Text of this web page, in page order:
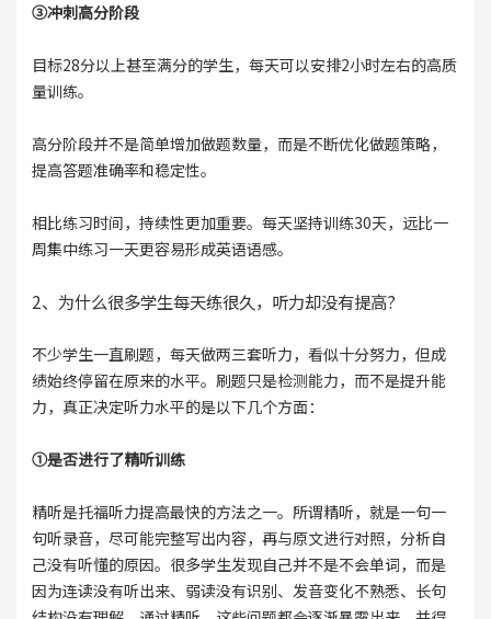
③冲刺高分阶段
目标28分以上甚至满分的学生，每天可以安排2小时左右的高质
量训练。
高分阶段并不是简单增加做题数量，而是不断优化做题策略，
提高答题准确率和稳定性。
相比练习时间，持续性更加重要。每天坚持训练30天，远比一
周集中练习一天更容易形成英语语感。
2、为什么很多学生每天练很久，听力却没有提高?
不少学生一直刷题，每天做两三套听力，看似十分努力，但成
绩始终停留在原来的水平。刷题只是检测能力，而不是提升能
力，真正决定听力水平的是以下几个方面：
①是否进行了精听训练
精听是托福听力提高最快的方法之一。所谓精听，就是一句一
句听录音，尽可能完整写出内容，再与原文进行对照，分析自
己没有听懂的原因。很多学生发现自己并不是不会单词，而是
因为连读没有听出来、弱读没有识别、发音变化不熟悉、长句